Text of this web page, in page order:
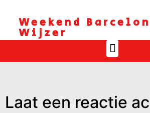
Weekend
Wijzer
Laat een reactie